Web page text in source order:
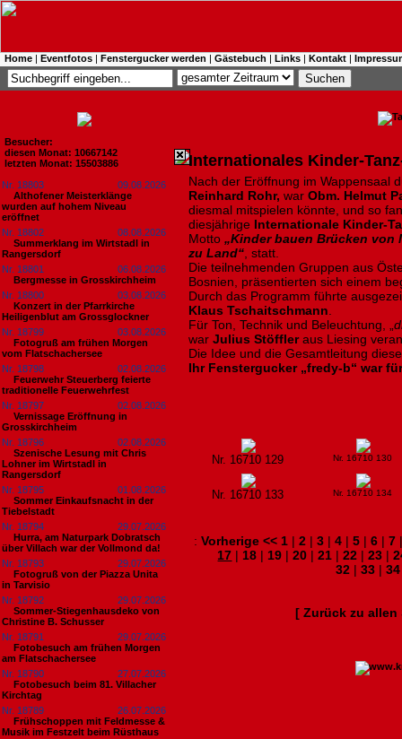
Home | Eventfotos | Fenstergucker werden | Gästebuch | Links | Kontakt |
Besucher:
diesen Monat: 10667142
letzten Monat: 15503886
Nr. 18803
09.08.2026
Althofener Meisterklänge
wurden auf hohem Niveau
eröffnet
Nr. 18802
08.08.2026
Summerklang im Wirtstadl in
Rangersdorf
Nr. 18801
06.08.2026
Bergmesse in Grosskirchheim
Nr. 18800
03.08.2026
Konzert in der Pfarrkirche
Heiligenblut am Grossglockner
Nr. 18799
03.08.2026
Fotogruß am frühen Morgen
vom Flatschachersee
Nr. 18798
02.08.2026
Feuerwehr Steuerberg feierte
traditionelle Feuerwehrfest
Nr. 18797
02.08.2026
Vernissage Eröffnung in
Grosskirchheim
Nr. 18796
02.08.2026
Szenische Lesung mit Chris
Lohner im Wirtstadl in
Rangersdorf
Nr. 18795
01.08.2026
Sommer Einkaufsnacht in der
Tiebelstadt
Nr. 18794
29.07.2026
Hurra, am Naturpark Dobratsch
über Villach war der Vollmond da!
Nr. 18793
29.07.2026
Fotogruß von der Piazza Unita
in Tarvisio
Nr. 18792
29.07.2026
Sommer-Stiegenhausdeko von
Christine B. Schusser
Nr. 18791
29.07.2026
Fotobesuch am frühen Morgen
am Flatschachersee
Nr. 18790
27.07.2026
Fotobesuch beim 81. Villacher
Kirchtag
Nr. 18789
26.07.2026
Frühschoppen mit Feldmesse &
Musik im Festzelt beim Rüsthaus
Internationales Kinder-
Nach der Eröffnung im Wappensaal
Reinhard Rohr, war Obm. Helmut
diesmal mitspielen könnte, und so
diesjährige Internationale Kinder-
Motto „Kinder bauen Brücken von
zu Land“ , statt.
Die teilnehmenden Gruppen aus
Bosnien, präsentierten sich einem
Durch das Programm führte
Klaus Tschaitschmann
Für Ton, Technik und Beleuchtung, „
war Julius Stöffleraus Liesing
Die Idee und die Gesamtleitung
Ihr Fenstergucker „fredy-b“ war
Nr. 16710 129 Nr. 16710 130
Nr. 16710 133 Nr. 16710 134
:Vorherige << 1 |2 |3 |4 |5 |6 |7
17 | 18 | 19 |20 |21 |22 |23 |
32 |33 |34
[ Zurück zu